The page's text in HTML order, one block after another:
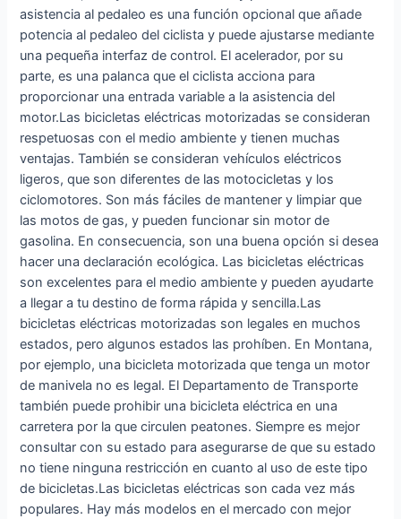
asistencia al pedaleo es una función opcional que añade
potencia al pedaleo del ciclista y puede ajustarse mediante
una pequeña interfaz de control. El acelerador, por su
parte, es una palanca que el ciclista acciona para
proporcionar una entrada variable a la asistencia del
motor.Las bicicletas eléctricas motorizadas se consideran
respetuosas con el medio ambiente y tienen muchas
ventajas. También se consideran vehículos eléctricos
ligeros, que son diferentes de las motocicletas y los
ciclomotores. Son más fáciles de mantener y limpiar que
las motos de gas, y pueden funcionar sin motor de
gasolina. En consecuencia, son una buena opción si desea
hacer una declaración ecológica. Las bicicletas eléctricas
son excelentes para el medio ambiente y pueden ayudarte
a llegar a tu destino de forma rápida y sencilla.Las
bicicletas eléctricas motorizadas son legales en muchos
estados, pero algunos estados las prohíben. En Montana,
por ejemplo, una bicicleta motorizada que tenga un motor
de manivela no es legal. El Departamento de Transporte
también puede prohibir una bicicleta eléctrica en una
carretera por la que circulen peatones. Siempre es mejor
consultar con su estado para asegurarse de que su estado
no tiene ninguna restricción en cuanto al uso de este tipo
de bicicletas.Las bicicletas eléctricas son cada vez más
populares. Hay más modelos en el mercado con mejor